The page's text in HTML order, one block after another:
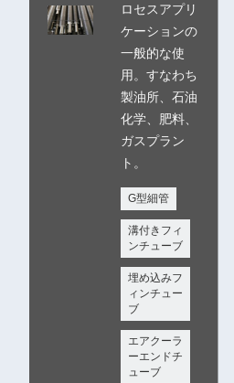
ロセスアプリ
ケーションの
一般的な使
用。すなわち
製油所、石油
化学、肥料、
ガスプラン
ト。
G型細管
溝付きフィ
ンチューブ
埋め込みフ
ィンチュー
ブ
エアクーラ
ーエンドチ
ューブ